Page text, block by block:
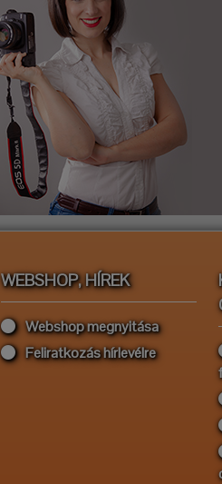
WEBSHOP, HÍREK
Webshop megnyitása
Feliratkozás hírlevélre